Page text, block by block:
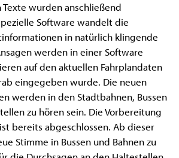
wurden anschließend
Software wandelt die
in natürlich klingende
werden in einer Software
auf den aktuellen Fahrplandaten
eingegeben wurde. Die neuen
werden in den Stadtbahnen, Bussen
zu hören sein. Die Vorbereitung
bereits abgeschlossen. Ab dieser
Stimme in Bussen und Bahnen zu